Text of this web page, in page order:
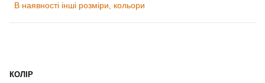
В наявності інші розміри, кольори
КОЛІР